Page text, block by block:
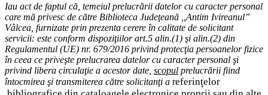
Iau act de faptul că, temeiul prelucrării datelor cu caracter personal
care mă privesc de către Biblioteca Judeţeană ,,Antim Ivireanul”
Vâlcea, furnizate prin prezenta cerere în calitate de solicitant
servicii: este conform dispoziţiilor art.5 alin.(1) şi alin.(2) din
Regulamentul (UE) nr. 679/2016 privind protecţia persoanelor fizice
în ceea ce priveşte prelucrarea datelor cu caracter personal şi
privind libera circulaţie a acestor date scopul prelucrării fiind
întocmirea şi transmiterea către solicitanţi a referinţelor